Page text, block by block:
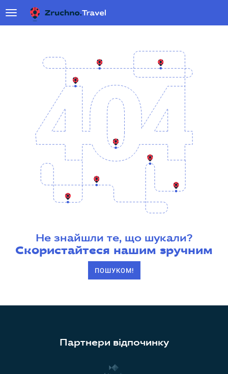
Не знайшли те, що шукали?
Скористайтеся нашим зручним
ПОШУКОМ!
Партнери відпочинку